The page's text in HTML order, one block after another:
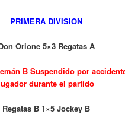
PRIMERA DIVISION
Orione 5×3 Regatas A
B Suspendido por
durante el partido
Regatas B 1×5 Jockey B